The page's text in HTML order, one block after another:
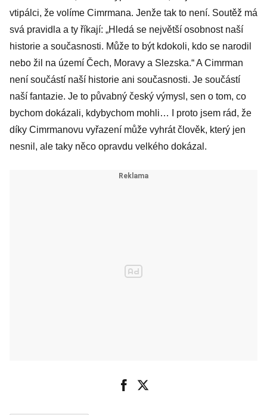
vtipálci, že volíme Cimrmana. Jenže tak to není. Soutěž má
svá pravidla a ty říkají: „Hledá se největší osobnost naší
historie a současnosti. Může to být kdokoli, kdo se narodil
nebo žil na území Čech, Moravy a Slezska.“ A Cimrman
není součástí naší historie ani současnosti. Je součástí
naší fantazie. Je to půvabný český výmysl, sen o tom, co
bychom dokázali, kdybychom mohli… I proto jsem rád, že
díky Cimrmanovu vyřazení může vyhrát člověk, který jen
nesnil, ale taky něco opravdu velkého dokázal.